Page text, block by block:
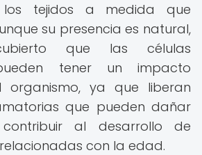
tejidos a medida que
su presencia es natural,
que las células
tener un impacto
organismo, ya que liberan
que pueden dañar
al desarrollo de
con la edad.